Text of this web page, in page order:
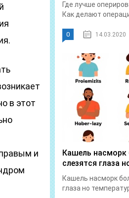
в этот
и
Где лучше
Как делают
0 14.03.2020
Кашель насморк
слезятся глаза
Кашель насморк
глаза но